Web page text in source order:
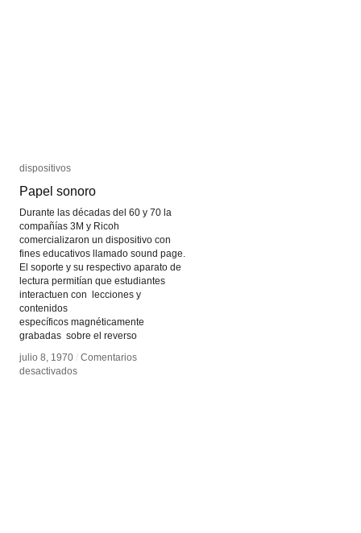
dispositivos
Papel sonoro
Durante las décadas del 60 y 70 la
compañías 3M y Ricoh
comercializaron un dispositivo con
fines educativos llamado sound page.
El soporte y su respectivo aparato de
lectura permitían que estudiantes
interactuen con lecciones y
contenidos
específicos magnéticamente
grabadas sobre el reverso
julio 8, 1970 / Comentarios
desactivadosen
dispositivos
Papel sonoro
julio 8, 1970 / Comentarios
desactivadosen